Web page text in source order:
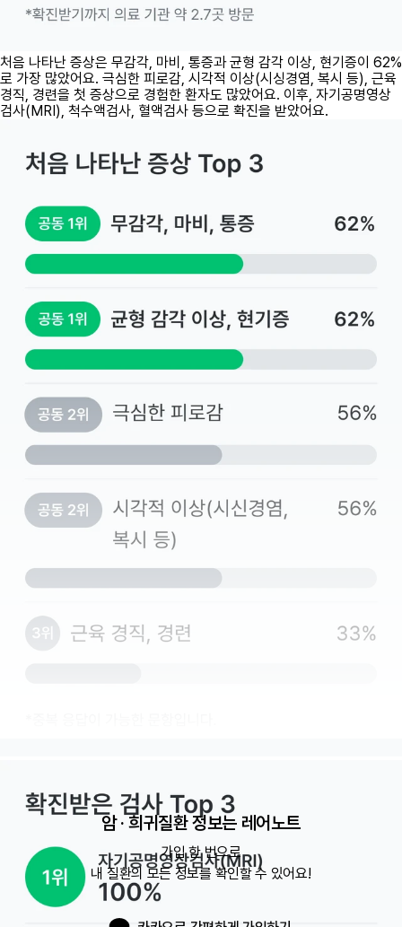
처음 나타난 증상은 무감각, 마비, 통증과 균형 감각 이상, 현기증이 62%
로 가장 많았어요. 극심한 피로감, 시각적 이상(시싱경염, 복시 등), 근육
경직, 경련을 첫 증상으로 경험한 환자도 많았어요. 이후, 자기공명영상
검사(MRI), 척수액검사, 혈액검사 등으로 확진을 받았어요.
암 · 희귀질환 정보는 레어노트
가입 한 번으로
내 질환의 모든 정보를 확인할 수 있어요!